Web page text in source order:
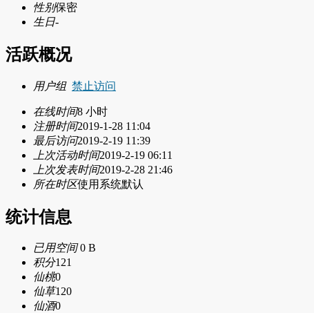
性别保密
生日-
活跃概况
用户组 禁止访问
在线时间8 小时
注册时间2019-1-28 11:04
最后访问2019-2-19 11:39
上次活动时间2019-2-19 06:11
上次发表时间2019-2-28 21:46
所在时区使用系统默认
统计信息
已用空间0 B
积分121
仙桃0
仙草120
仙酒0